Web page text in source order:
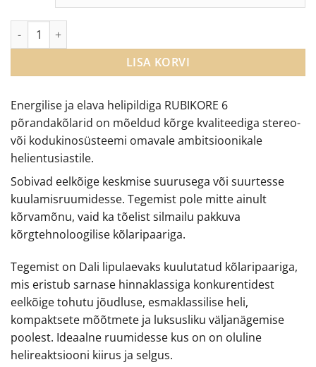
€4,999.00.€4,695.00.
Energilise ja elava helipildiga RUBIKORE 6
põrandakõlarid on mõeldud kõrge kvaliteediga stereo-
või kodukinosüsteemi omavale ambitsioonikale
helientusiastile.
Sobivad eelkõige keskmise suurusega või suurtesse
kuulamisruumidesse. Tegemist pole mitte ainult
kõrvamõnu, vaid ka tõelist silmailu pakkuva
kõrgtehnoloogilise kõlaripaariga.
Tegemist on Dali lipulaevaks kuulutatud kõlaripaariga,
mis eristub sarnase hinnaklassiga konkurentidest
eelkõige tohutu jõudluse, esmaklassilise heli,
kompaktsete mõõtmete ja luksusliku väljanägemise
poolest. Ideaalne ruumidesse kus on on oluline
helireaktsiooni kiirus ja selgus.
Dali Rubikore 6 põrandakõlarid kogus
LISA KORVI